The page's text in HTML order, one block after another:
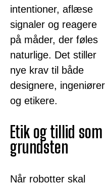
intentioner, aflæse
signaler og reagere
på måder, der føles
naturlige. Det stiller
nye krav til både
designere, ingeniører
og etikere.
Etik og tillid som
grundsten
Når robotter skal